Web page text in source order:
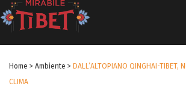
Home > Ambiente > DALL’ALTOPIANO QINGHAI-TIBET,
CLIMA